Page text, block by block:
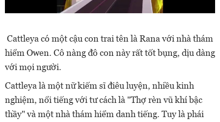
Cattleya có một cậu con trai tên là Rana với nhà thám
hiểm Owen. Cô nàng đô con này rất tốt bụng, dịu dàng
với mọi người.
Cattleya là một nữ kiếm sĩ điêu luyện, nhiều kinh
nghiệm, nổi tiếng với tư cách là "Thợ rèn vũ khí bậc
thầy" và một nhà thám hiểm danh tiếng. Tuy là phái